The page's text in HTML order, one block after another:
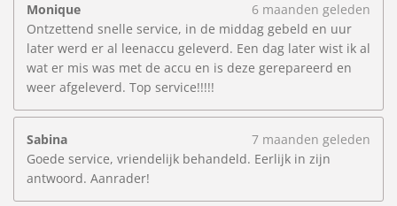
Monique
6 maanden geleden
Ontzettend snelle service, in de middag gebeld en uur
later werd er al leenaccu geleverd. Een dag later wist ik al
wat er mis was met de accu en is deze gerepareerd en
weer afgeleverd. Top service!!!!!
Sabina
7 maanden geleden
Goede service, vriendelijk behandeld. Eerlijk in zijn
antwoord. Aanrader!